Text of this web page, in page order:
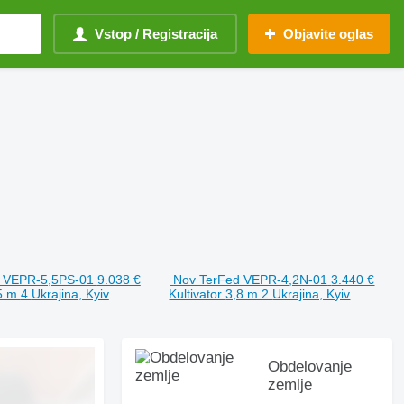
Vstop / Registracija Objavite oglas
5,5PS-01 9.038 €
m 4 Ukrajina, Kyiv
Nov TerFed VEPR-4,2N-01 3.440 €
Kultivator3,8 m 2 Ukrajina, Kyiv
Obdelovanje
zemlje